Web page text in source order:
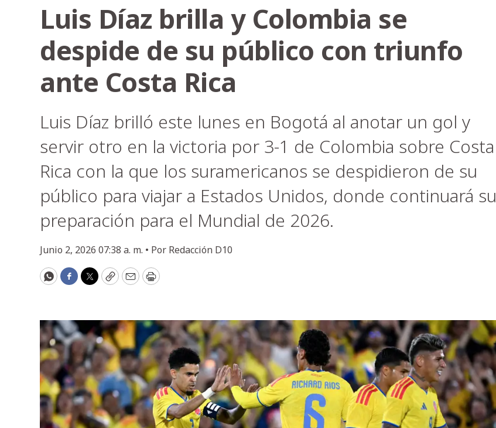
Luis Díaz brilla y Colombia se
despide de su público con triunfo
ante Costa Rica
Luis Díaz brilló este lunes en Bogotá al anotar un gol y
servir otro en la victoria por 3-1 de Colombia sobre Costa
Rica con la que los suramericanos se despidieron de su
público para viajar a Estados Unidos, donde continuará su
preparación para el Mundial de 2026.
Junio 2, 2026 07:38 a. m. • Por Redacción D10
WhatsApp
Facebook
Twitter
CopyEmailPrint